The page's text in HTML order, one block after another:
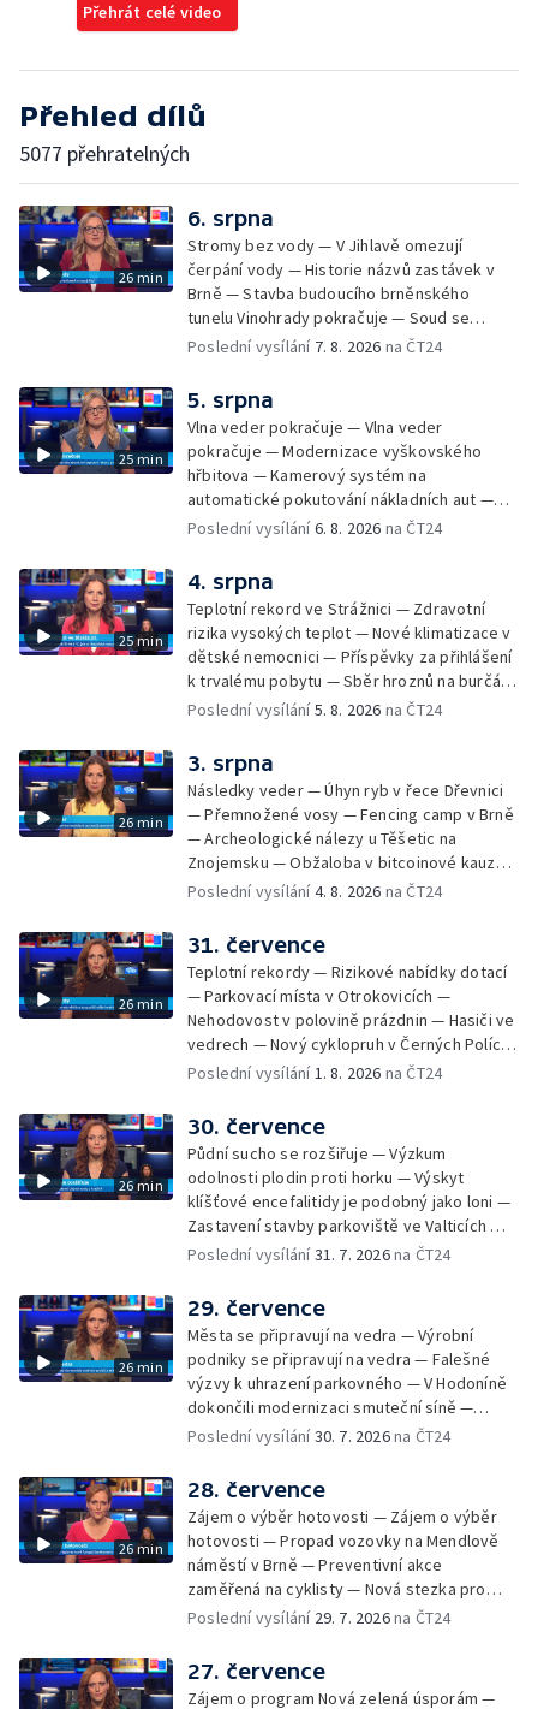
Přehrát celé video
Přehled dílů
5077 přehratelných
26 min
6. srpna
Stromy bez vody — V Jihlavě omezují
čerpání vody — Historie názvů zastávek v
Brně — Stavba budoucího brněnského
tunelu Vinohrady pokračuje — Soud se
žhářem zlínského baru — Odložení bourání
Czech Rally Zlín — Začal 7. ročník festivalu
Pop Messe — Přestavba mostu v Hodoníně
— Fenomén památníčků
Poslední vysílání 7. 8. 2026 na ČT24
25 min
5. srpna
Vlna veder pokračuje — Vlna veder
pokračuje — Modernizace vyškovského
hřbitova — Kamerový systém na
automatické pokutování nákladních aut —
Demolice vyhořelé budovy ve Zlíně — Případ
stadionu na Vyškovsku — Výstraha před
bouřkami — Brno hostí Mezinárodní kytarový
festival — Očkování po kousnutí netopýrem
Poslední vysílání6. 8. 2026 na ČT24
25 min
4. srpna
Teplotní rekord ve Strážnici — Zdravotní
rizika vysokých teplot — Nové klimatizace v
dětské nemocnici — Příspěvky za přihlášení
k trvalému pobytu — Sběr hroznů na burčák
— Dokončení oprav vedení — Skončil termín
vody v obcích — Vyschlá koryta potoků —
Sdílení strážníků na Brněnsku
Poslední vysílání5. 8. 2026 na ČT24
26 min
3. srpna
Následky veder — Úhyn ryb v řece Dřevnici
— Přemnožené vosy — Fencing camp v Brně
— Archeologické nálezy u Těšetic na
Znojemsku — Obžaloba v bitcoinové kauze
— Přestavba silnice přes Bzenec na
Zašové — Letní opravy divadel — Český hlas
ve vesmíru
Poslední vysílání4. 8. 2026 na ČT24
26 min
31. července
Teplotní rekordy — Rizikové nabídky dotací
— Parkovací místa v Otrokovicích —
Nehodovost v polovině prázdnin — Hasiči ve
vedrech — Nový cyklopruh v Černých Polích
— Květinová výstava ve Věžkách
Poslední vysílání1. 8. 2026 na ČT24
26 min
30. července
Půdní sucho se rozšiřuje — Výzkum
odolnosti plodin proti horku — Výskyt
klíšťové encefalitidy je podobný jako loni —
Zastavení stavby parkoviště ve Valticích —
Spor o lokalitu lesa v Rožnově pod
organismus — Kybernetický incident na
Masarykově univerzitě — Slavnostní
vyřazení absolventů Univerzity obran —
Letní kurzy umění pro mladé — Mobilní
kurníky pomáhají na poli
Poslední vysílání31. 7. 2026na ČT24
26 min
29. července
Města se připravují na vedra — Výrobní
podniky se připravují na vedra — Falešné
výzvy k uhrazení parkovného — V Hodoníně
dokončili modernizaci smuteční síně —
Chybějící toalety u dětských hřišť —
bývalého nákupního domu Letná — Končí 52.
ročník Letní filmové školy — 3. ročník
komunitní akce Stůl ve středu — Cesta na
podporu paliativní péče
Poslední vysílání30. 7. 2026na ČT24
26 min
28. července
Zájem o výběr hotovosti — Zájem o výběr
hotovosti — Propad vozovky na Mendlově
náměstí v Brně — Preventivní akce
zaměřená na cyklisty — Nová stezka pro
cyklisty na Zlínsku — Letecká linka mezi
pozorovat zatmění Slunce — Den AČFK na
Letní filmové škole — Milan Uhde slaví 90 let
Poslední vysílání 29. 7. 2026na ČT24
27. července
Zájem o program Nová zelená úsporám —